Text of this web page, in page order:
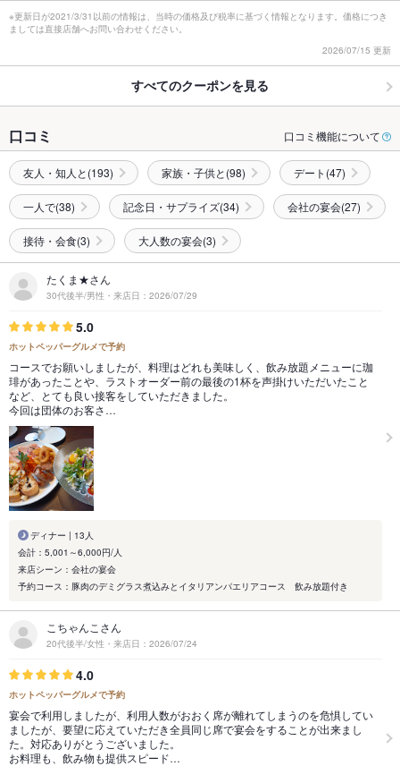
※更新日が2021/3/31以前の情報は、当時の価格及び税率に基づく情報となります。価格につき
ましては直接店舗へお問い合わせください。
2026/07/15 更新
すべてのクーポンを見る
口コミ 口コミ機能について
友人・知人と(193) 家族・子供と(98) デート(47)
一人で(38) 記念日・サプライズ(34) 会社の宴会(27)
接待・会食(3) 大人数の宴会(3)
たくま★さん
30代後半/男性・来店日：2026/07/29
5.0
ホットペッパーグルメで予約
コースでお願いしましたが、料理はどれも美味しく、飲み放題メニューに珈
琲があったことや、ラストオーダー前の最後の1杯を声掛けいただいたこと
など、とても良い接客をしていただきました。
今回は団体のお客さ…
ディナー | 13人
会計：5,001～6,000円/人
来店シーン：会社の宴会
予約コース：豚肉のデミグラス煮込みとイタリアンパエリアコース 飲み放題付き
こちゃんこさん
20代後半/女性・来店日：2026/07/24
4.0
ホットペッパーグルメで予約
宴会で利用しましたが、利用人数がおおく席が離れてしまうのを危惧してい
ましたが、要望に応えていただき全員同じ席で宴会をすることが出来まし
た。対応ありがとうございました。
お料理も、飲み物も提供スピード…